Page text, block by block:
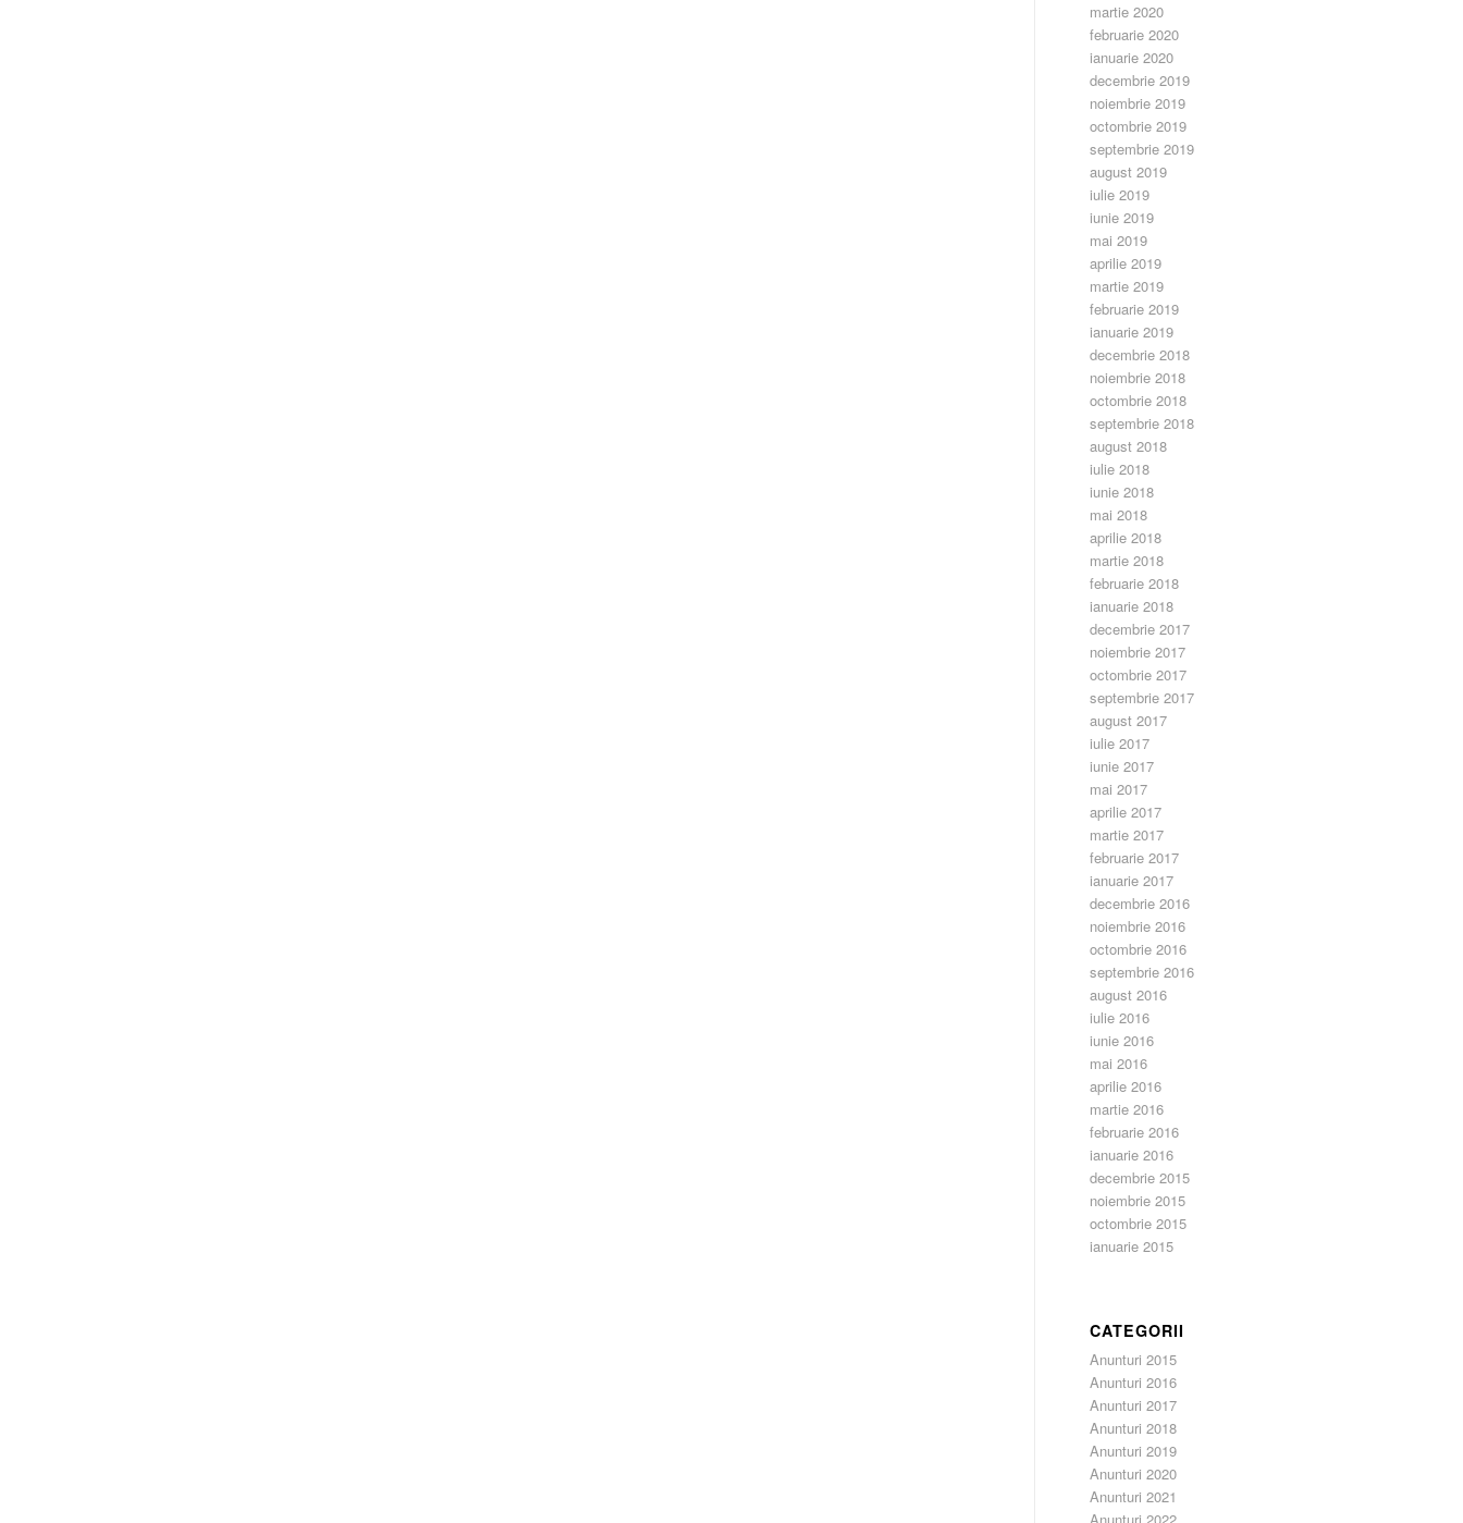
martie 2020
februarie 2020
ianuarie 2020
decembrie 2019
noiembrie 2019
octombrie 2019
septembrie 2019
august 2019
iulie 2019
iunie 2019
mai 2019
aprilie 2019
martie 2019
februarie 2019
ianuarie 2019
decembrie 2018
noiembrie 2018
octombrie 2018
septembrie 2018
august 2018
iulie 2018
iunie 2018
mai 2018
aprilie 2018
martie 2018
februarie 2018
ianuarie 2018
decembrie 2017
noiembrie 2017
octombrie 2017
septembrie 2017
august 2017
iulie 2017
iunie 2017
mai 2017
aprilie 2017
martie 2017
februarie 2017
ianuarie 2017
decembrie 2016
noiembrie 2016
octombrie 2016
septembrie 2016
august 2016
iulie 2016
iunie 2016
mai 2016
aprilie 2016
martie 2016
februarie 2016
ianuarie 2016
decembrie 2015
noiembrie 2015
octombrie 2015
ianuarie 2015
CATEGORII
Anunturi 2015
Anunturi 2016
Anunturi 2017
Anunturi 2018
Anunturi 2019
Anunturi 2020
Anunturi 2021